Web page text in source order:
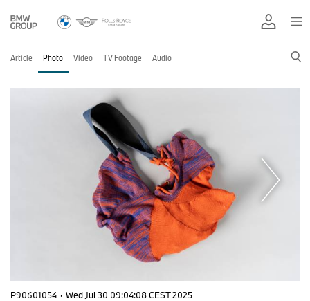
Article Photo Video TV Footage Audio
P90601054 · Wed Jul 30 09:04:08 CEST 2025